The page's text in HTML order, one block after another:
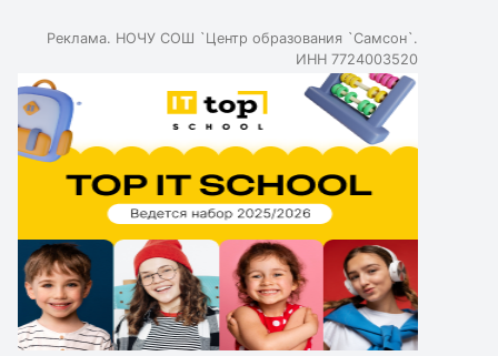
Реклама. НОЧУ СОШ `Центр образования `Самсон`.
ИНН 7724003520